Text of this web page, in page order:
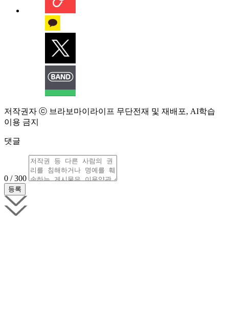
저작권자 ⓒ 브라보마이라이프 무단전재 및 재배포, AI학습
이용 금지
댓글
0 / 300